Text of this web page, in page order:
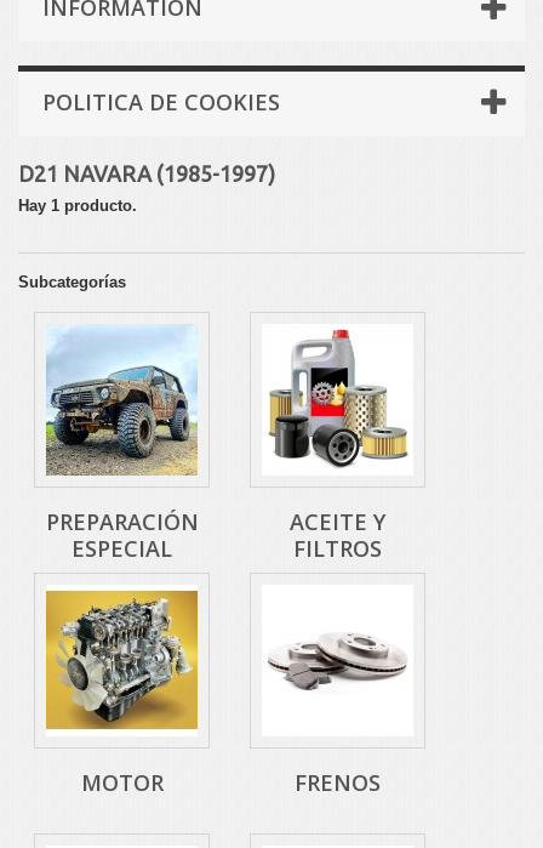
INFORMATION
POLITICA DE COOKIES
D21 NAVARA (1985-1997)
Hay 1 producto.
Subcategorías
PREPARACIÓN
ESPECIAL
ACEITE Y
FILTROS
MOTOR FRENOS